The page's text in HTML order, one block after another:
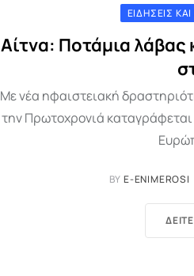
ΕΙΔΉΣΕΙΣ
Αίτνα: Ποτάμια λάβας
Με νέα ηφαιστειακή
την Πρωτοχρονιά
BYE-ENIMEROSI